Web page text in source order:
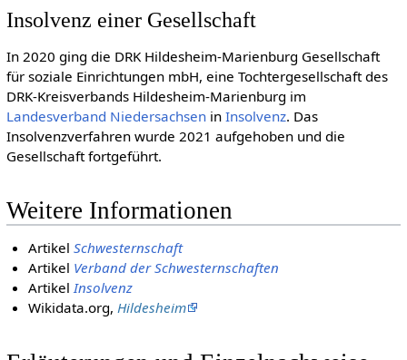
Insolvenz einer Gesellschaft
In 2020 ging die DRK Hildesheim-Marienburg Gesellschaft
für soziale Einrichtungen mbH, eine Tochtergesellschaft des
DRK-Kreisverbands Hildesheim-Marienburg im
Landesverband Niedersachsenin Insolvenz. Das
Insolvenzverfahren wurde 2021 aufgehoben und die
Gesellschaft fortgeführt.
Weitere Informationen
ArtikelSchwesternschaft
Artikel Verband der Schwesternschaften
ArtikelInsolvenz
Wikidata.org,Hildesheim